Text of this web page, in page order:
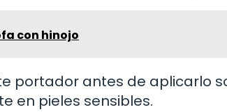
con hinojo
portador antes de aplicarlo
en pieles sensibles.